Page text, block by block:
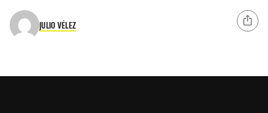
JULIO VÉLEZ